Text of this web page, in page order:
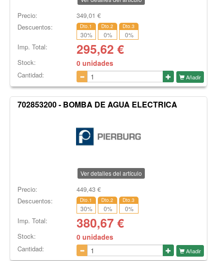
Precio: 349,01 €
Descuentos:
Dto.1
30%
Dto.2
0%
Dto.3
0%
Imp. Total: 295,62 €
Stock: 0 unidades
Cantidad: Añadir
702853200 - BOMBA DE AGUA ELECTRICA
Ver detalles del artículo
Precio: 449,43€
Descuentos:
Dto.1
30%
Dto.2
0%
Dto.3
0%
Imp. Total: 380,67€
Stock: 0 unidades
Cantidad: Añadir